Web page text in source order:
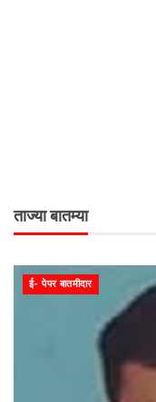
ताज्या बातम्या
ई- पेपर बातमीदार